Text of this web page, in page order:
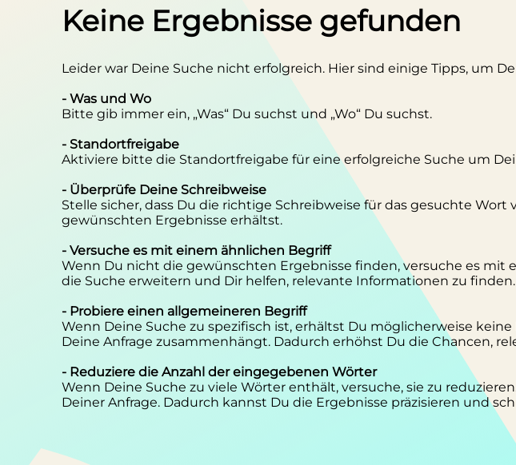
Keine Ergebnisse gefunden
Leider war Deine Suche nicht erfolgreich. Hier sind einige Tipps, um
- Was und Wo
Bitte gib immer ein, „Was“ Du suchst und „Wo“ Du suchst.
- Standortfreigabe
Aktiviere bitte die Standortfreigabe für eine erfolgreiche Suche um
- Überprüfe Deine Schreibweise
Stelle sicher, dass Du die richtige Schreibweise für das gesuchte
gewünschten Ergebnisse erhältst.
- Versuche es mit einem ähnlichen Begriff
Wenn Du nicht die gewünschten Ergebnisse finden, versuche es
die Suche erweitern und Dir helfen, relevante Informationen zu finden.
- Probiere einen allgemeineren Begriff
Wenn Deine Suche zu spezifisch ist, erhältst Du möglicherweise
Deine Anfrage zusammenhängt. Dadurch erhöhst Du die Chancen,
- Reduziere die Anzahl der eingegebenen Wörter
Wenn Deine Suche zu viele Wörter enthält, versuche, sie zu
Deiner Anfrage. Dadurch kannst Du die Ergebnisse präzisieren und